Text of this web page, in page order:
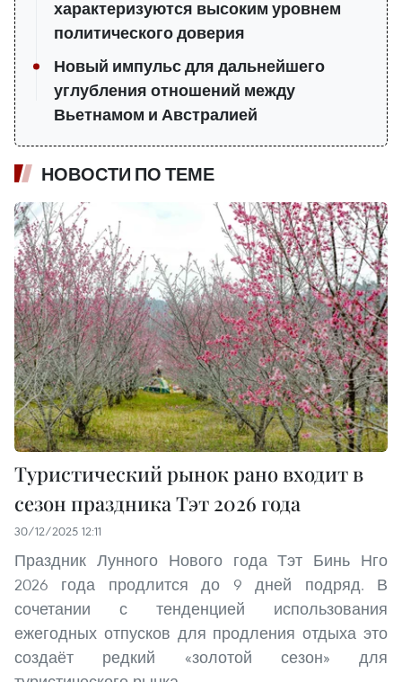
характеризуются высоким уровнем
политического доверия
Новый импульс для дальнейшего
углубления отношений между
Вьетнамом и Австралией
НОВОСТИ ПО ТЕМЕ
Туристический рынок рано входит в
сезон праздника Тэт 2026 года
30/12/2025 12:11
Праздник Лунного Нового года Тэт Бинь Нго
2026 года продлится до 9 дней подряд. В
сочетании с тенденцией использования
ежегодных отпусков для продления отдыха это
создаёт редкий «золотой сезон» для